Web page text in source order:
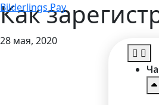
Bilderlings Pay
Как
28 мая, 2020